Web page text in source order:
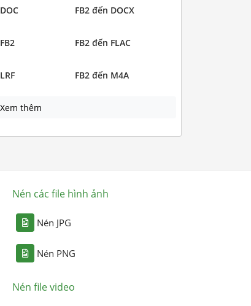
FB2 đến DOCX
FB2 đến FLAC
FB2 đến M4A
Xem thêm
Nén các file hình ảnh
Nén JPG
Nén PNG
Nén file video